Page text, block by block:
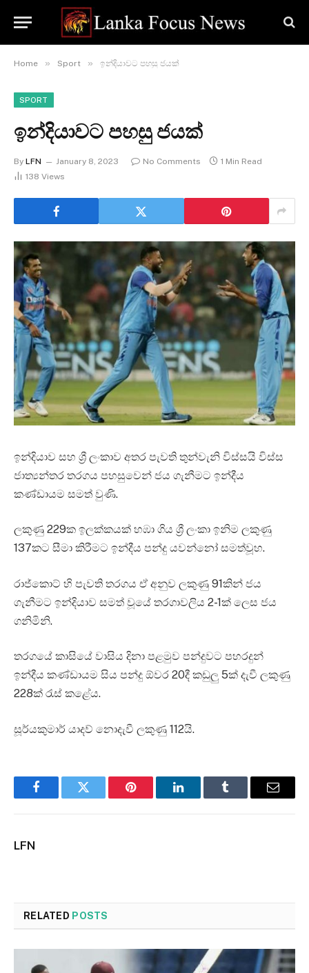
Home » Sport » ඉන්දියාවට පහසු ජයක්
SPORT
ඉන්දියාවට පහසු ජයක්
By LFN January 8, 2023 No Comments
1 Min Read
138 Views
ඉන්දියාව සහ ශ්‍රී ලංකාව අතර පැවති තුන්වැනි විස්සයි විස්ස
ජාත්‍යන්තර තරගය පහසුවෙන් ජය ගැනීමට ඉන්දීය
කණ්ඩායම සමත් වුණි.
ලකුණු 229ක ඉලක්කයක් හඹා ගිය ශ්‍රී ලංකා ඉනිම ලකුණු
137කට සීමා කිරීමට ඉන්දීය පන්දු යවන්නෝ සමත්වූහ.
රාජ්කොට් හි පැවති තරගය ඒ අනුව ලකුණු 91කින් ජය
ගැනීමට ඉන්දියාව සමත් වූයේ තරගාවලිය 2-1ක් ලෙස ජය
ගනිමිනි.
තරගයේ කාසියේ වාසිය දිනා පළමුව පන්දුවට පහරදුන්
ඉන්දීය කණ්ඩායම සිය පන්දු ඕවර 20දී කඩුලු 5ක් දැවී ලකුණු
228ක් රැස් කළේය.
සූර්යකුමාර් යාදව් නොදැවී ලකුණු 112යි.
FacebookTwitter Pinterest LinkedInTumblr Email
LFN
RELATED POSTS